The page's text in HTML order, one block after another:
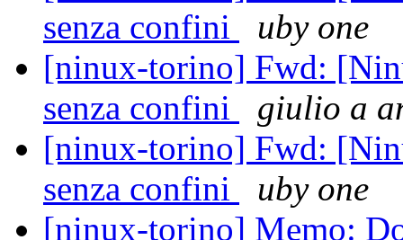
senza confini
uby one
[ninux-torino] Fwd:
senza confini
giulio a
[ninux-torino] Fwd:
senza confini
uby one
[ninux-torino] Memo: